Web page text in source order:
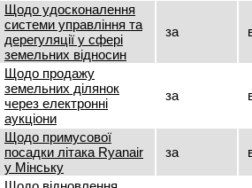
Щодо удосконалення
системи управління та
дерегуляції у сфері
земельних відносин
за
Щодо продажу
земельних ділянок
через електронні
аукціони
за
Щодо примусової
посадки літака Ryаnair
у Мінську
за